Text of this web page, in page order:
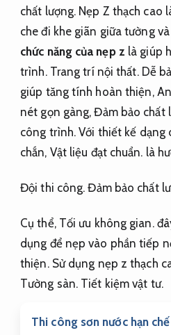
chất lượng. Nẹp Z thạch cao
che đi khe giãn giữa tường
chức năng của nẹp z là giúp
trình. Trang trí nội thất. Dễ
giúp tăng tính hoàn thiện,
nét gọn gàng,Đảm bảo chất
công trình. Với thiết kế dạng
chắn, Vật liệu đạt chuẩn. là
Đội thi công. Đảm bảo chất
Cụ thể, Tối ưu không gian.
dụng để nẹp vào phần tiếp
thiện.Sử dụng nẹp z thạch
Tường sàn. Tiết kiệm vật tư.
Thi công sơn nước hạn